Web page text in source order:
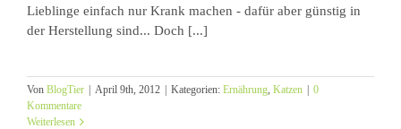
Lieblinge einfach nur Krank machen - dafür aber günstig in
der Herstellung sind... Doch [...]
Von BlogTier | April 9th, 2012 | Kategorien: Ernährung Katzen | 0
Kommentare
Weiterlesen